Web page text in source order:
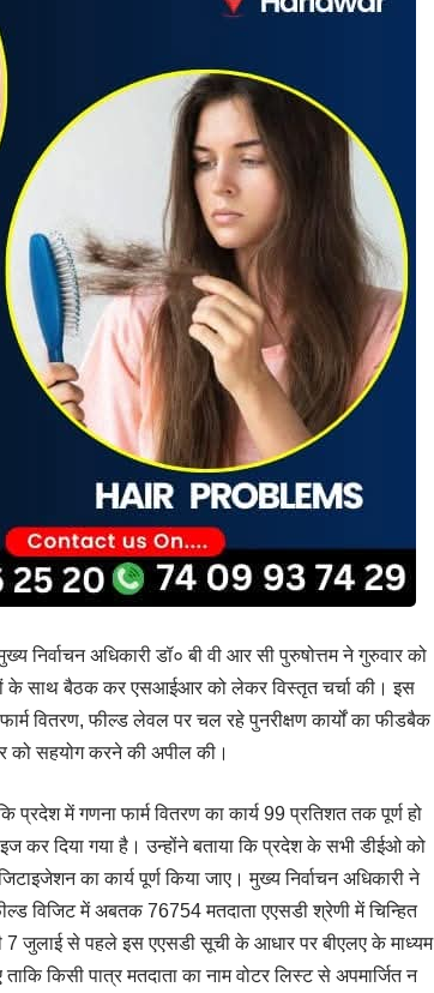
निर्वाचन अधिकारी डॉ० बी वी आर सी पुरुषोत्तम ने गुरुवार को
के साथ बैठक कर एसआईआर को लेकर विस्तृत चर्चा की। इस
वितरण, फील्ड लेवल पर चल रहे पुनरीक्षण कार्यों का फीडबैक
को सहयोग करने की अपील की।
प्रदेश में गणना फार्म वितरण का कार्य 99 प्रतिशत तक पूर्ण हो
कर दिया गया है। उन्होंने बताया कि प्रदेश के सभी डीईओ को
का कार्य पूर्ण किया जाए। मुख्य निर्वाचन अधिकारी ने
विजिट में अबतक 76754 मतदाता एएसडी श्रेणी में चिन्हित
7 जुलाई से पहले इस एएसडी सूची के आधार पर बीएलए के माध्यम
किसी पात्र मतदाता का नाम वोटर लिस्ट से अपमार्जित न